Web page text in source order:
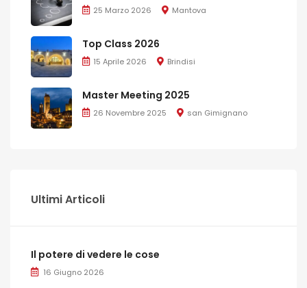
25 Marzo 2026 Mantova
Top Class 2026
15 Aprile 2026 Brindisi
Master Meeting 2025
26 Novembre 2025 san Gimignano
Ultimi Articoli
Il potere di vedere le cose
16 Giugno 2026